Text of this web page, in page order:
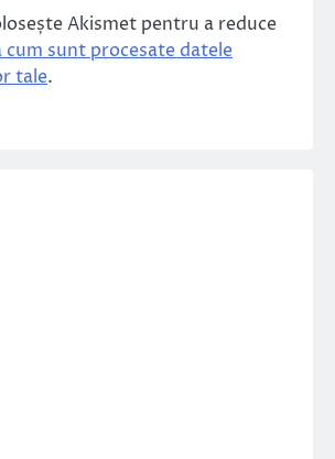
Akismet pentru a reduce
cum sunt procesate datele
tale.